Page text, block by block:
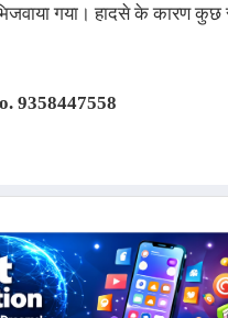
गया। हादसे के कारण
9358447558